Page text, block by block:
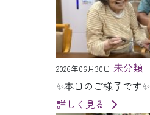
2026年06月30日 未分類
✨本日のご様子です✨
詳しく見る